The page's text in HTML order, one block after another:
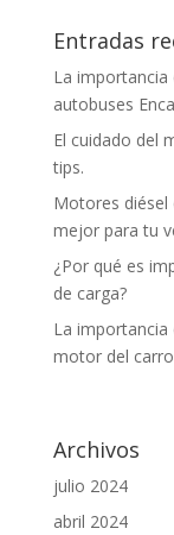
Entradas
La importancia
autobuses
El cuidado del
tips.
Motores diésel
mejor para tu
¿Por qué es
de carga?
La importancia
motor del carro
Archivos
julio 2024
abril 2024